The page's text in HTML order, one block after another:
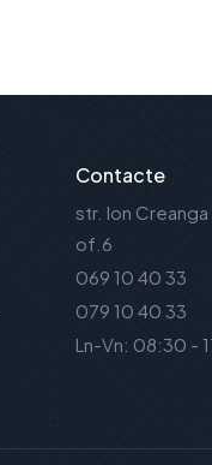
Contacte
str. Ion Creanga
of.6
069 10 40 33
079 10 40 33
Ln-Vn: 08:30 -